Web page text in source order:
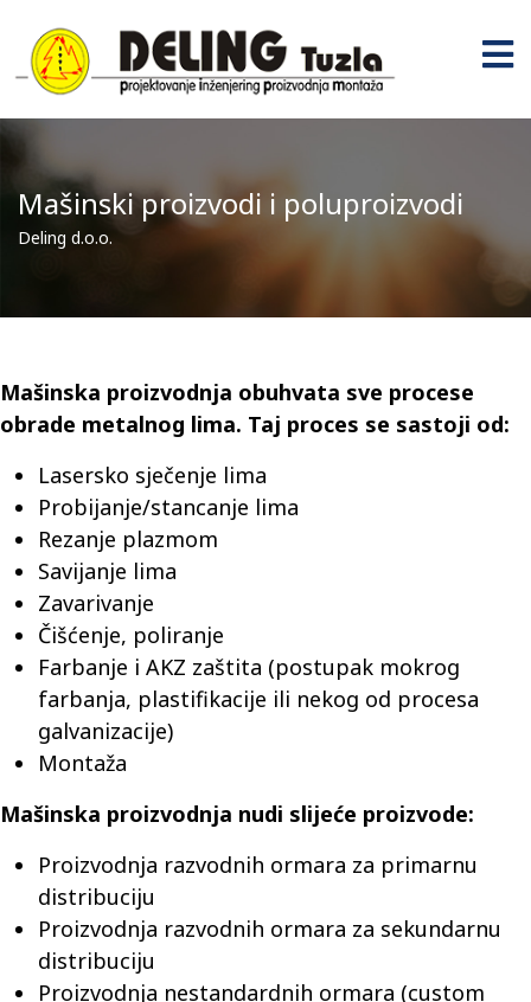
Mašinski proizvodi i poluproizvodi
Deling d.o.o.
Mašinska proizvodnja obuhvata sve procese
obrade metalnog lima. Taj proces se sastoji od:
Lasersko sječenje lima
Probijanje/stancanje lima
Rezanje plazmom
Savijanje lima
Zavarivanje
Čišćenje, poliranje
Farbanje i AKZ zaštita (postupak mokrog
farbanja, plastifikacije ili nekog od procesa
galvanizacije)
Montaža
Mašinska proizvodnja nudi slijeće proizvode:
Proizvodnja razvodnih ormara za primarnu
distribuciju
Proizvodnja razvodnih ormara za sekundarnu
distribuciju
Proizvodnja nestandardnih ormara (custom